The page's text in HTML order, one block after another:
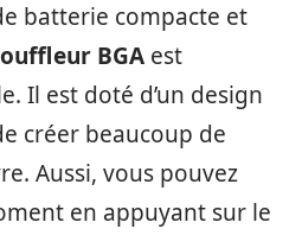
batterie compacte et
BGA est
Il est doté d’un design
créer beaucoup de
Aussi, vous pouvez
en appuyant sur le